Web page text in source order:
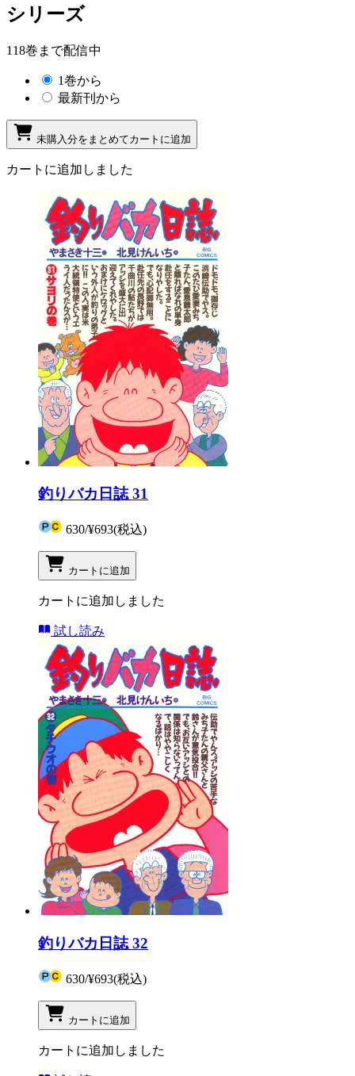
シリーズ
118巻まで配信中
1巻から
最新刊から
未購入分をまとめてカートに追加
カートに追加しました
釣りバカ日誌 31
630/¥693(税込)
カートに追加
カートに追加しました
試し読み
釣りバカ日誌 32
630/¥693(税込)
カートに追加
カートに追加しました